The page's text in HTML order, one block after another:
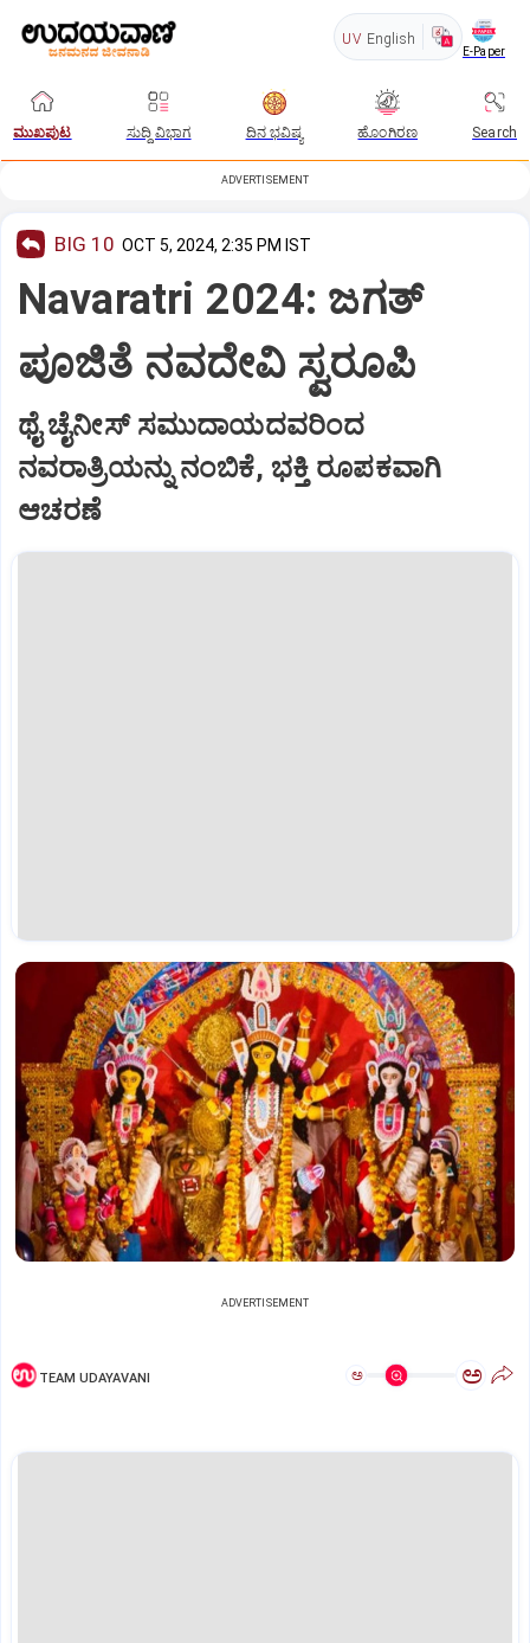
UV English
E-Paper
ಮುಖಪುಟ ಸುದ್ದಿ ವಿಭಾಗ ದಿನ ಭವಿಷ್ಯ ಹೊಂಗಿರಣ Search
ADVERTISEMENT
BIG 10 OCT 5, 2024, 2:35 PM IST
Navaratri 2024: ಜಗತ್
ಪೂಜಿತೆ ನವದೇವಿ ಸ್ವರೂಪಿ
ಥೈ ಚೈನೀಸ್‌ ಸಮುದಾಯದವರಿಂದ
ನವರಾತ್ರಿಯನ್ನು ನಂಬಿಕೆ, ಭಕ್ತಿ ರೂಪಕವಾಗಿ
ಆಚರಣೆ
ADVERTISEMENT
TEAM UDAYAVANI ಅ ಅ